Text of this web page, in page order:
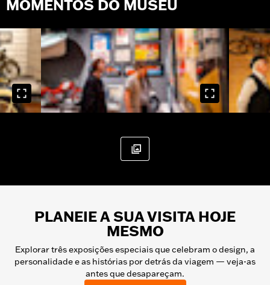
MOMENTOS DO MUSEU
PLANEIE A SUA VISITA HOJE
MESMO
Explorar três exposições especiais que celebram o design, a
personalidade e as histórias por detrás da viagem — veja-as
antes que desapareçam.